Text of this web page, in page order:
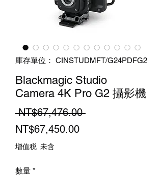
庫存單位： CINSTUDMFT/G24PDFG2
Blackmagic Studio
Camera 4K Pro G2 攝影機
NT$67,476.00 一
NT$67,450.00促
增值税 未含
數量 *